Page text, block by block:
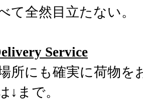
て全然目立たない。
Service
にも確実に荷物を
まで。